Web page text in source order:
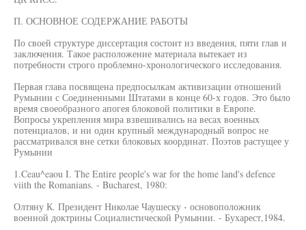
П. ОСНОВНОЕ СОДЕРЖАНИЕ РАБОТЫ
По своей структуре диссертация состоит из введения, пяти глав и
заключения. Такое расположение материала вытекает из
потребности строго проблемно-хронологического исследования.
Первая глава посвящена предпосылкам активизации отношений
Румынии с Соединенными Штатами в конце 60-х годов. Это было
время своеобразного апогея блоковой политики в Европе.
Вопросы укрепления мира взвешивались на весах военных
потенциалов, и ни один крупный международный вопрос не
рассматривался вне сетки блоковых координат. Поэтов растущее у
Румынии
1.Ceau^eaou I. The Entire people's war for the home land's defence
viith the Romanians. - Bucharest, 1980:
Олтяну К. Президент Николае Чаушеску - основоположник
военной доктрины Социалистической Румынии. - Бухарест,1984.